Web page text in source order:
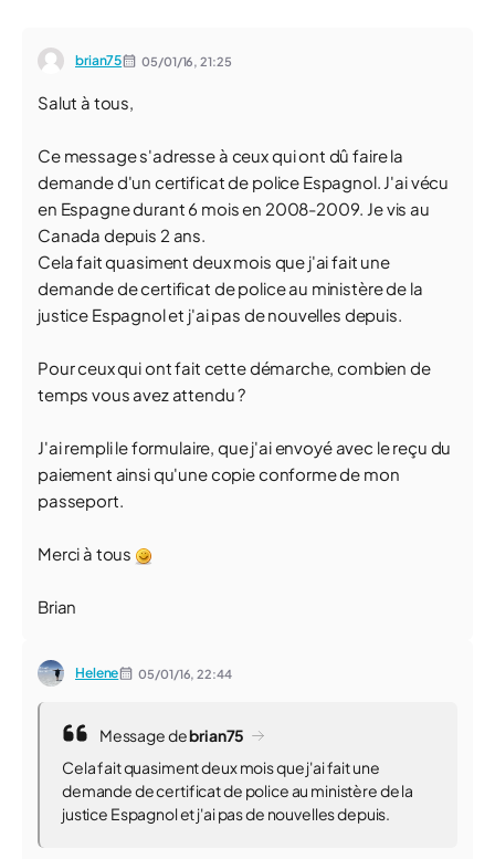
brian75 05/01/16,21:25
Salut à tous,
Ce message s'adresse à ceux qui ont dû faire la
demande d'un certificat de police Espagnol. J'ai vécu
en Espagne durant 6 mois en 2008-2009. Je vis au
Canada depuis 2 ans.
Cela fait quasiment deux mois que j'ai fait une
demande de certificat de police au ministère de la
justice Espagnol et j'ai pas de nouvelles depuis.
Pour ceux qui ont fait cette démarche, combien de
temps vous avez attendu ?
J'ai rempli le formulaire, que j'ai envoyé avec le reçu du
paiement ainsi qu'une copie conforme de mon
passeport.
Merci à tous
Brian
Helene 05/01/16,22:44
Message debrian75
Cela fait quasiment deux mois que j'ai fait une
demande de certificat de police au ministère de la
justice Espagnol et j'ai pas de nouvelles depuis.